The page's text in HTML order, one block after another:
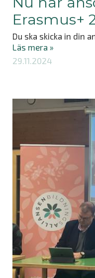
Erasmus+
Du ska skicka in din
Läs mera »
29.11.2024